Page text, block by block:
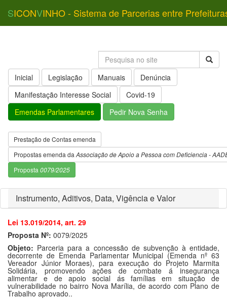
SICONVINHO - Sistema de Parcerias entre
Inicial Legislação Manuais
Denúncia
Manifestação Interesse Social
Covid-19
Emendas Parlamentares
Pedir Nova Senha
Prestação de Contas emenda
Propostas emenda da Associação de Apoio a Pessoa com Deficiencia -
Proposta 0079/2025
Instrumento, Aditivos, Data, Vigência e Valor
Lei 13.019/2014, art. 29
Proposta Nº: 0079/2025
Objeto: Parceria para a concessão de subvenção à entidade,
decorrente de Emenda Parlamentar Municipal (Emenda nº 63
Vereador Júnior Moraes), para execução do Projeto Marmita
Solidária, promovendo ações de combate á insegurança
alimentar e de apoio social ás famílias em situação de
vulnerabilidade no bairro Nova Marília, de acordo com Plano de
Trabalho aprovado..